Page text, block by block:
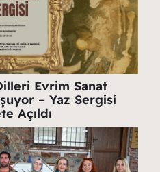
Evrim Sanat
– Yaz Sergisi
Açıldı